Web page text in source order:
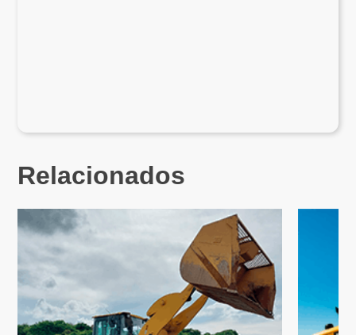
Relacionados